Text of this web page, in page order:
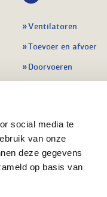
social media te
van onze
deze gegevens
op basis van
Ventilatoren
Toevoer en afvoer
Doorvoeren
Regelingen